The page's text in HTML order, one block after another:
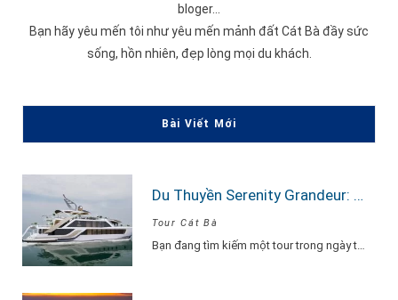
bloger...
Bạn hãy yêu mến tôi như yêu mến mảnh đất Cát Bà đầy sức
sống, hồn nhiên, đẹp lòng mọi du khách.
Bài Viết Mới
Du Thuyền Serenity Grandeur: Trải Nghiệm Tour Vịnh Lan Hạ 1 Ngày Đẳng Cấp Nhất
Tour Cát Bà
Bạn đang tìm kiếm một tour trong ngày thật “đã”, nhưng vẫn phải sang –…